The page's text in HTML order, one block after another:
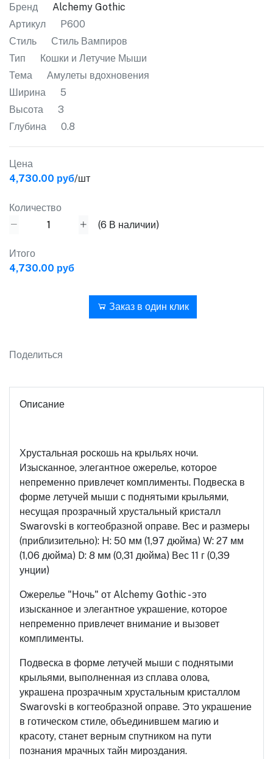
Бренд
Alchemy Gothic
Артикул
P600
Стиль
Стиль Вампиров
Тип
Кошки и Летучие Мыши
Тема
Амулеты вдохновения
Ширина
5
Высота
3
Глубина
0.8
Цена
4,730.00 руб/шт
Количество
(6 В наличии)
Итого
4,730.00 руб
Заказ в один клик
Поделиться
Описание
Хрустальная роскошь на крыльях ночи.
Изысканное, элегантное ожерелье, которое
непременно привлечет комплименты. Подвеска в
форме летучей мыши с поднятыми крыльями,
несущая прозрачный хрустальный кристалл
Swarovski в когтеобразной оправе. Вес и размеры
(приблизительно): H: 50 мм (1,97 дюйма) W: 27 мм
(1,06 дюйма) D: 8 мм (0,31 дюйма) Вес 11 г (0,39
унции)
Ожерелье "Ночь" от Alchemy Gothic - это
изысканное и элегантное украшение, которое
непременно привлечет внимание и вызовет
комплименты.
Подвеска в форме летучей мыши с поднятыми
крыльями, выполненная из сплава олова,
украшена прозрачным хрустальным кристаллом
Swarovski в когтеобразной оправе. Это украшение
в готическом стиле, объединившем магию и
красоту, станет верным спутником на пути
познания мрачных тайн мироздания.